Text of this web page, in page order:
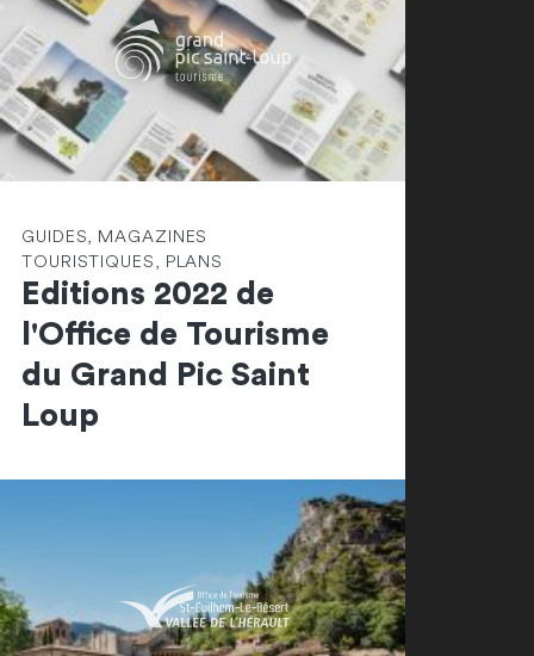
GUIDES, MAGAZINES
TOURISTIQUES, PLANS
Editions 2022 de
l'Office de Tourisme
du Grand Pic Saint
Loup